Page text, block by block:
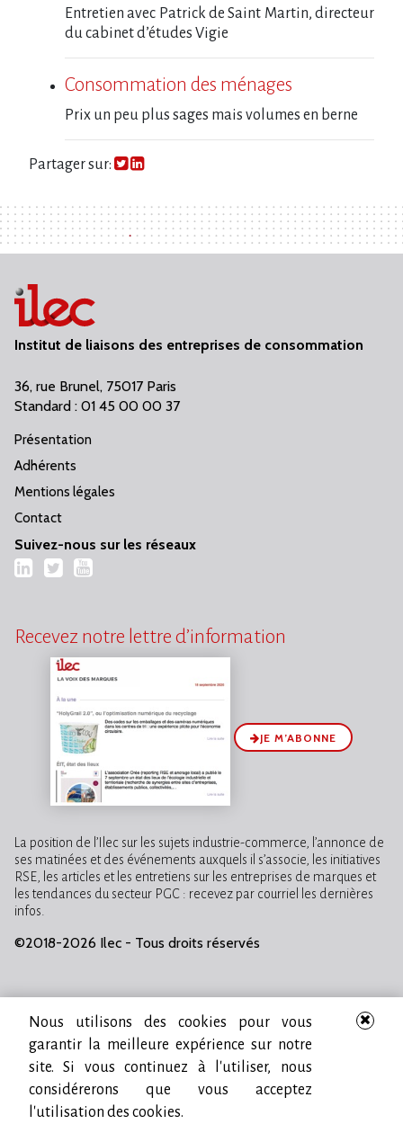
Entretien avec Patrick de Saint Martin, directeur
du cabinet d’études Vigie
Consommation des ménages
Prix un peu plus sages mais volumes en berne
Partager sur:
Institut de liaisons des entreprises de consommation
36, rue Brunel, 75017 Paris
Standard : 01 45 00 00 37
Présentation
Adhérents
Mentions légales
Contact
Suivez-nous sur les réseaux
LinkedIn
TwitterYouTube
Recevez notre lettre d’information
JE M’ABONNE
La position de l’Ilec sur les sujets industrie-commerce, l’annonce de
ses matinées et des événements auxquels il s’associe, les initiatives
RSE, les articles et les entretiens sur les entreprises de marques et
les tendances du secteur PGC : recevez par courriel les dernières
infos.
©2018-2026 Ilec - Tous droits réservés
Nous utilisons des cookies pour vous
garantir la meilleure expérience sur notre
site. Si vous continuez à l'utiliser, nous
considérerons que vous acceptez
l'utilisation des cookies.